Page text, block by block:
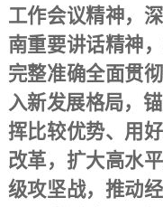
工作会议精神，
南重要讲话精神
完整准确全面贯
入新发展格局，
挥比较优势、用
改革，扩大高水
级攻坚战，推动